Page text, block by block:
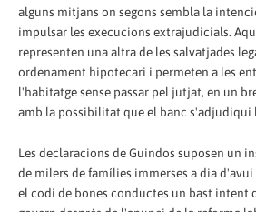
alguns mitjans on segons sembla la
impulsar les execucions extrajudicials.
representen una altra de les salvatjades
ordenament hipotecari i permeten a les
l'habitatge sense passar pel jutjat, en un
amb la possibilitat que el banc s'adjudiqui
Les declaracions de Guindos suposen un
de milers de famílies immerses a dia
el codi de bones conductes un bast intent